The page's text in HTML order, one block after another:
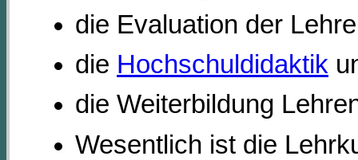
die Evaluation der
die Hochschuldidaktik
die Weiterbildung
Wesentlich ist die